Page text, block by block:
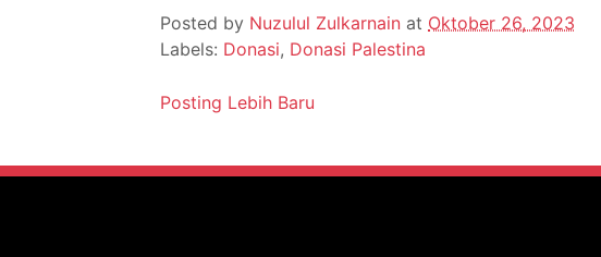
Posted by Nuzulul Zulkarnain at Oktober 26, 2023
Labels: Donasi, Donasi Palestina
Posting Lebih Baru